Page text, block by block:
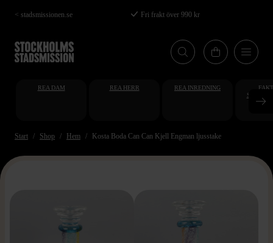
Hoppa
till
huvudinnehåll
< stadsmissionen.se Fri frakt över 990 kr
REA DAM REA HERR REA INREDNING
Start Shop Hem Kosta Boda Can Can Kjell Engman ljusstake